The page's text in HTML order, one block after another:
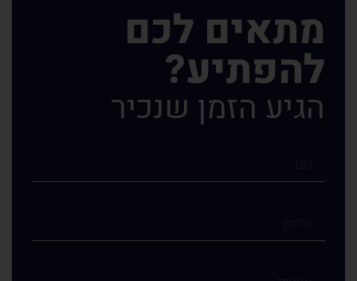
מתאים לכם
להפתיע?
הגיע הזמן שנכיר